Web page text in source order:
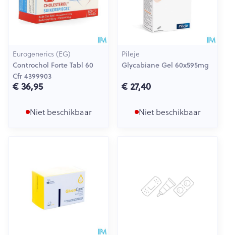
Eurogenerics (EG)
Controchol Forte Tabl 60
Cfr 4399903
€ 36,95
Niet beschikbaar
Pileje
Glycabiane Gel 60x595mg
€ 27,40
Niet beschikbaar